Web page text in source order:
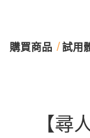
購買商品 試用
【